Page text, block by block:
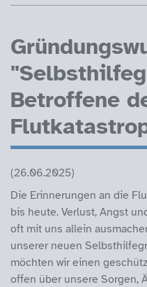
Betroffene
(26.06.2025)
Die Erinnerungen an die
bis heute. Verlust, Angst
oft mit uns allein
unserer neuen
möchten wir einen
offen über unsere Sorgen,